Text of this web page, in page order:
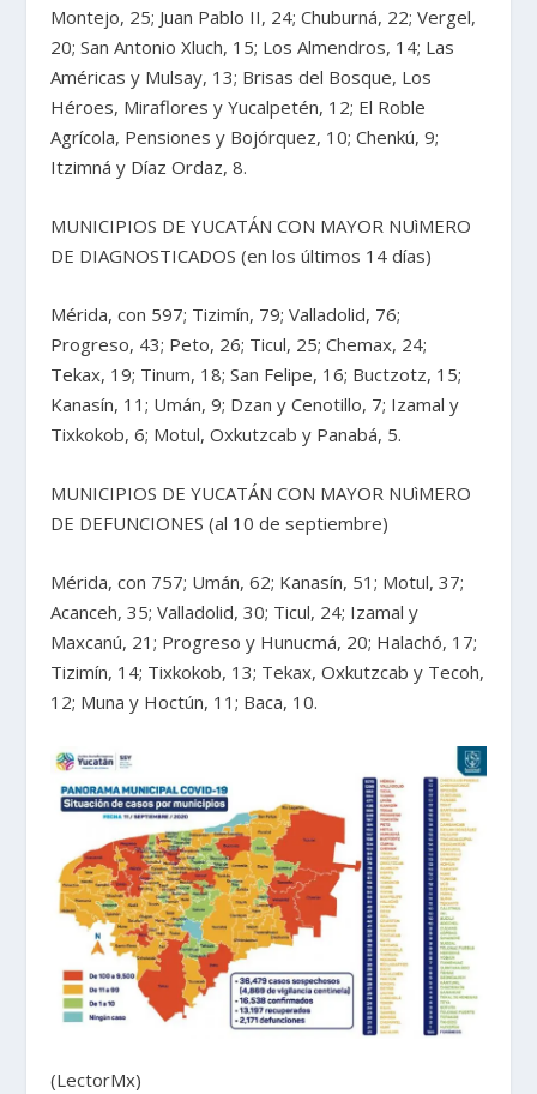
Montejo, 25; Juan Pablo II, 24; Chuburná, 22; Vergel,
20; San Antonio Xluch, 15; Los Almendros, 14; Las
Américas y Mulsay, 13; Brisas del Bosque, Los
Héroes, Miraflores y Yucalpetén, 12; El Roble
Agrícola, Pensiones y Bojórquez, 10; Chenkú, 9;
Itzimná y Díaz Ordaz, 8.
MUNICIPIOS DE YUCATÁN CON MAYOR NUìMERO
DE DIAGNOSTICADOS (en los últimos 14 días)
Mérida, con 597; Tizimín, 79; Valladolid, 76;
Progreso, 43; Peto, 26; Ticul, 25; Chemax, 24;
Tekax, 19; Tinum, 18; San Felipe, 16; Buctzotz, 15;
Kanasín, 11; Umán, 9; Dzan y Cenotillo, 7; Izamal y
Tixkokob, 6; Motul, Oxkutzcab y Panabá, 5.
MUNICIPIOS DE YUCATÁN CON MAYOR NUìMERO
DE DEFUNCIONES (al 10 de septiembre)
Mérida, con 757; Umán, 62; Kanasín, 51; Motul, 37;
Acanceh, 35; Valladolid, 30; Ticul, 24; Izamal y
Maxcanú, 21; Progreso y Hunucmá, 20; Halachó, 17;
Tizimín, 14; Tixkokob, 13; Tekax, Oxkutzcab y Tecoh,
12; Muna y Hoctún, 11; Baca, 10.
(LectorMx)